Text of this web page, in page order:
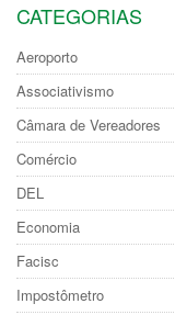
CATEGORIAS
Aeroporto
Associativismo
Câmara de Vereadores
Comércio
DEL
Economia
Facisc
Impostômetro